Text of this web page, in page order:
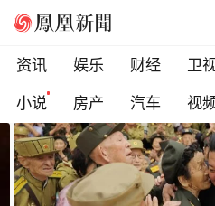
资讯 娱乐 财经 卫
小说
房产 汽车 视